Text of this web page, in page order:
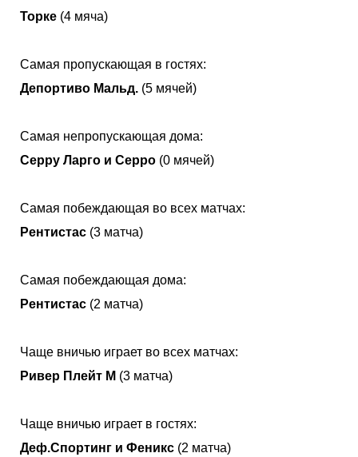
Торке (4 мяча)
Самая пропускающая в гостях:
Депортиво Мальд. (5 мячей)
Самая непропускающая дома:
Серру Ларго и Серро (0 мячей)
Самая побеждающая во всех матчах:
Рентистас (3 матча)
Самая побеждающая дома:
Рентистас (2 матча)
Чаще вничью играет во всех матчах:
Ривер Плейт М (3 матча)
Чаще вничью играет в гостях:
Деф.Спортинг и Феникс (2 матча)